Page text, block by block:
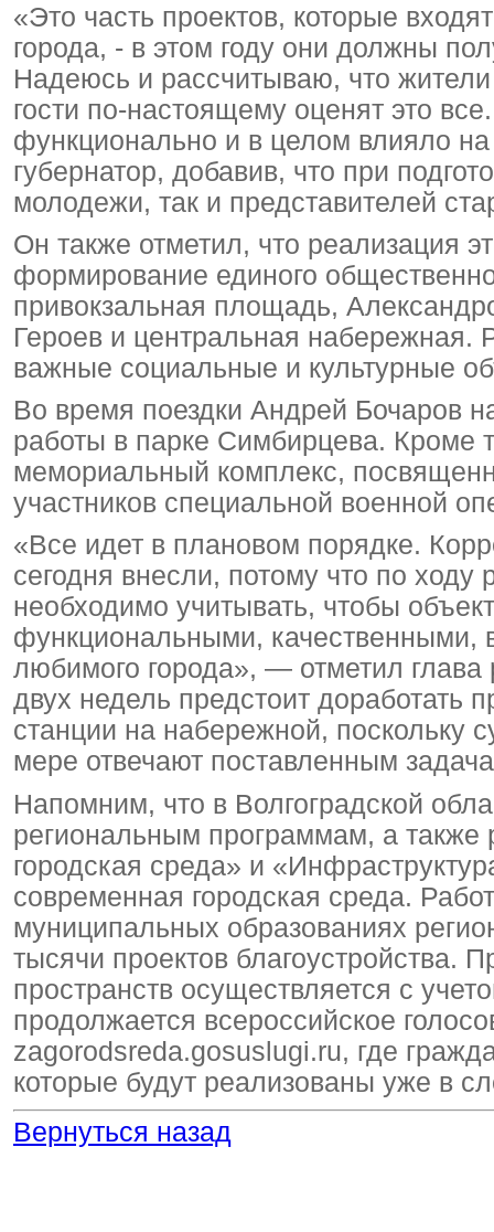
«Это часть проектов, которые
города, - в этом году они должны
Надеюсь и рассчитываю, что
гости по-настоящему оценят это
функционально и в целом влияло
губернатор, добавив, что при
молодежи, так и представителей
Он также отметил, что реализация
формирование единого
привокзальная площадь,
Героев и центральная набережная.
важные социальные и культурные
Во время поездки Андрей Бочаров
работы в парке Симбирцева. Кроме
мемориальный комплекс,
участников специальной военной
«Все идет в плановом порядке.
сегодня внесли, потому что по
необходимо учитывать, чтобы
функциональными, качественными,
любимого города», — отметил
двух недель предстоит
станции на набережной,
мере отвечают поставленным
Напомним, что в Волгоградской
региональным программам, а
городская среда» и
современная городская среда.
муниципальных образованиях
тысячи проектов благоустройства.
пространств осуществляется с
продолжается всероссийское
zagorodsreda.gosuslugi.ru, где
которые будут реализованы уже в
Вернуться назад